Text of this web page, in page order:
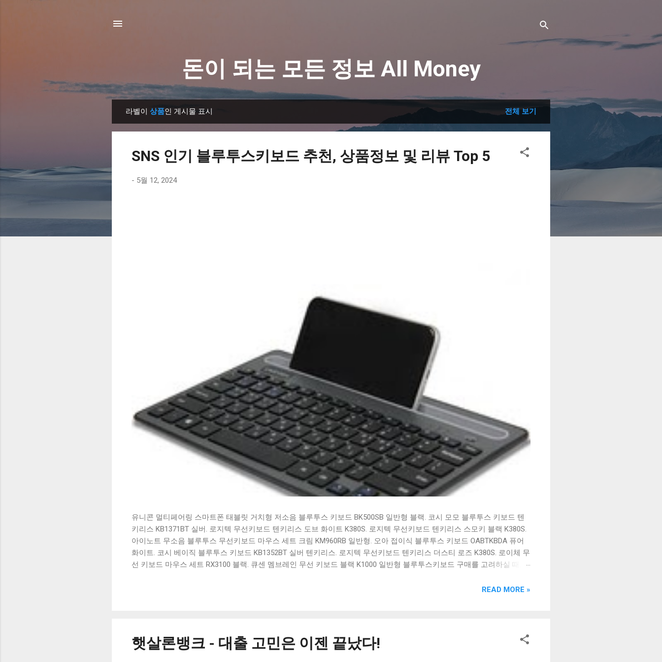
돈이 되는 모든 정보 All Money
라벨이 상품인 게시물 표시 전체 보기
SNS 인기 블루투스키보드 추천, 상품정보 및 리뷰 Top 5
- 5월 12, 2024
유니콘 멀티페어링 스마트폰 태블릿 거치형 저소음 블루투스 키보드 BK500SB 일반형 블랙. 코시 모모 블루투스 키보드 텐
키리스 KB1371BT 실버. 로지텍 무선키보드 텐키리스 도브 화이트 K380S. 로지텍 무선키보드 텐키리스 스모키 블랙 K380S.
아이노트 무소음 블루투스 무선키보드 마우스 세트 크림 KM960RB 일반형. 오아 접이식 블루투스 키보드 OABTKBDA 퓨어
화이트. 코시 베이직 블루투스 키보드 KB1352BT 실버 텐키리스. 로지텍 무선키보드 텐키리스 더스티 로즈 K380S. 로이체 무
선 키보드 마우스 세트 RX3100 블랙. 큐센 멤브레인 무선 키보드 블랙 K1000 일반형 블루투스키보드 구매를 고려하실 때, 추
상품 하나를 사더라도 종류도 많고, 가격도 다양해서 결정이 많이 어려우시죠? 특히 블루투스키보드 같은 상품을 고를 때는
READ MORE »
햇살론뱅크 - 대출 고민은 이젠 끝났다!